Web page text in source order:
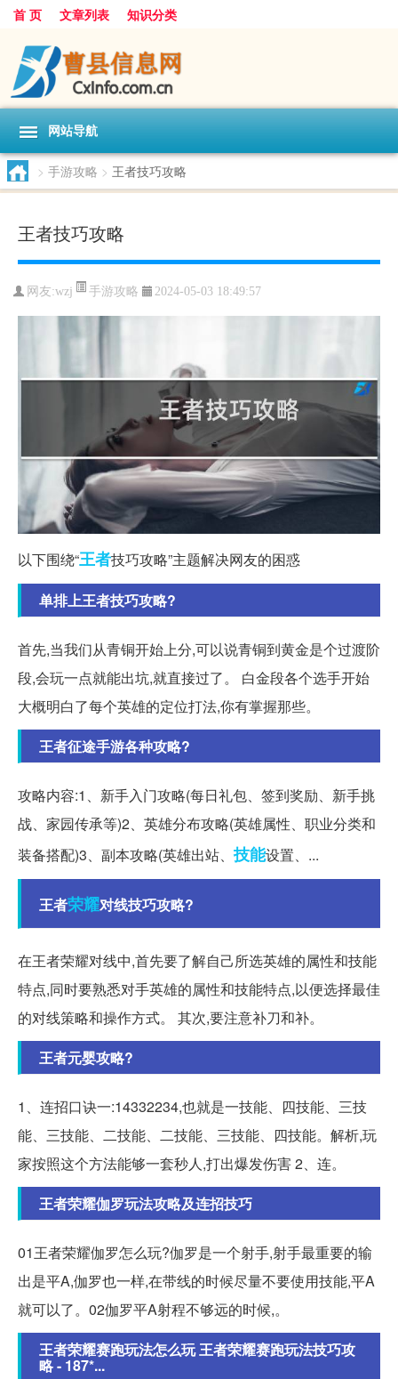
首 页 文章列表 知识分类
网站导航
> 手游攻略 > 王者技巧攻略
王者技巧攻略
网友:wzj 手游攻略 2024-05-03 18:49:57
以下围绕“王者技巧攻略”主题解决网友的困惑
单排上王者技巧攻略?
首先,当我们从青铜开始上分,可以说青铜到黄金是个过渡阶
段,会玩一点就能出坑,就直接过了。 白金段各个选手开始
大概明白了每个英雄的定位打法,你有掌握那些。
王者征途手游各种攻略?
攻略内容:1、新手入门攻略(每日礼包、签到奖励、新手挑
战、家园传承等)2、英雄分布攻略(英雄属性、职业分类和
装备搭配)3、副本攻略(英雄出站、技能设置、...
王者荣耀对线技巧攻略?
在王者荣耀对线中,首先要了解自己所选英雄的属性和技能
特点,同时要熟悉对手英雄的属性和技能特点,以便选择最佳
的对线策略和操作方式。 其次,要注意补刀和补。
王者元婴攻略?
1、连招口诀一:14332234,也就是一技能、四技能、三技
能、三技能、二技能、二技能、三技能、四技能。解析,玩
家按照这个方法能够一套秒人,打出爆发伤害 2、连。
王者荣耀伽罗玩法攻略及连招技巧
01王者荣耀伽罗怎么玩?伽罗是一个射手,射手最重要的输
出是平A,伽罗也一样,在带线的时候尽量不要使用技能,平A
就可以了。02伽罗平A射程不够远的时候,。
王者荣耀赛跑玩法怎么玩 王者荣耀赛跑玩法技巧攻
略 - 187*...